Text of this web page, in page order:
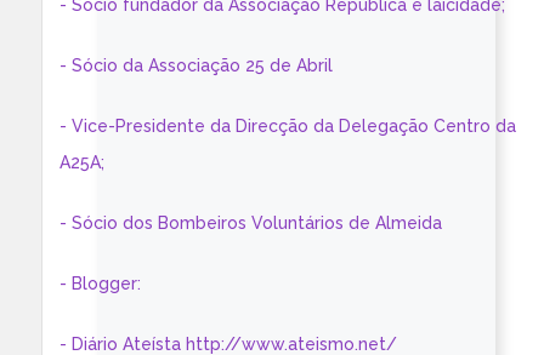
- Sócio fundador da Associação República e laicidade;
- Sócio da Associação 25 de Abril
- Vice-Presidente da Direcção da Delegação Centro da
A25A;
- Sócio dos Bombeiros Voluntários de Almeida
- Blogger:
- Diário Ateísta http://www.ateismo.net/